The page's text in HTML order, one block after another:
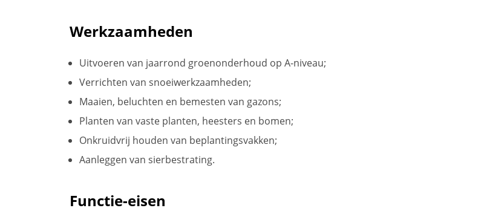
Werkzaamheden
Uitvoeren van jaarrond groenonderhoud op A-niveau;
Verrichten van snoeiwerkzaamheden;
Maaien, beluchten en bemesten van gazons;
Planten van vaste planten, heesters en bomen;
Onkruidvrij houden van beplantingsvakken;
Aanleggen van sierbestrating.
Functie-eisen